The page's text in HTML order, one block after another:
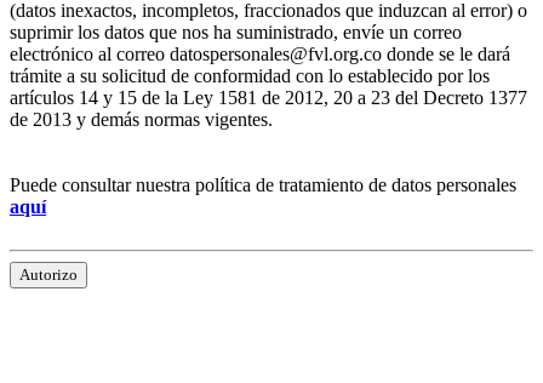
(datos inexactos, incompletos, fraccionados que induzcan al error) o
suprimir los datos que nos ha suministrado, envíe un correo
electrónico al correo datospersonales@fvl.org.co donde se le dará
trámite a su solicitud de conformidad con lo establecido por los
artículos 14 y 15 de la Ley 1581 de 2012, 20 a 23 del Decreto 1377
de 2013 y demás normas vigentes.
Puede consultar nuestra política de tratamiento de datos personales
aquí
Autorizo